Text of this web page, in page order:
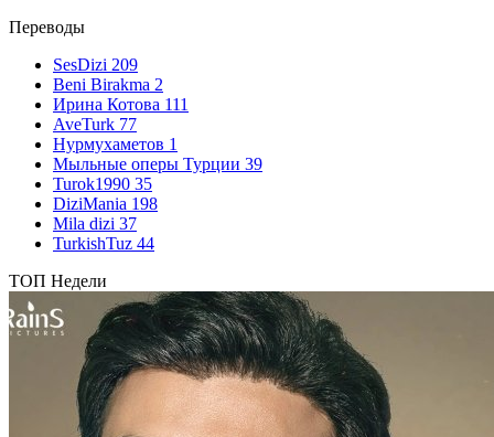
Переводы
SesDizi 209
Beni Birakma 2
Ирина Котова 111
AveTurk 77
Нурмухаметов 1
Мыльные оперы Турции 39
Turok1990 35
DiziMania 198
Mila dizi 37
TurkishTuz 44
ТОП Недели